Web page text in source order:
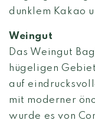
dunklem Kakao
Weingut
Das Weingut
hügeligen
auf
mit moderner
wurde es von